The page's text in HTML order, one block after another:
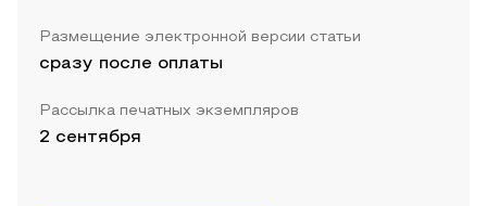
Размещение электронной версии статьи
сразу после оплаты
Рассылка печатных экземпляров
2 сентября